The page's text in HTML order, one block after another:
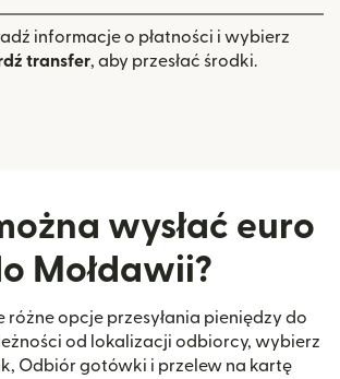
informacje o płatności i wybierz
transfer, aby przesłać środki.
wysłać euro
Mołdawii?
różne opcje przesyłania pieniędzy do
od lokalizacji odbiorcy, wybierz
Odbiór gotówki i przelew na kartę